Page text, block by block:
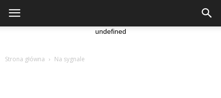
undefined
Strona główna Na sygnale